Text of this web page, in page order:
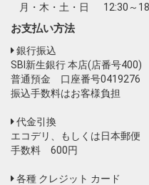
月・木・土・日
12:30～
お支払い方法
銀行振込
SBI新生銀行 本店(店番号400)
普通預金 口座番号
振込手数料はお客様負担
代金引換
エコデリ、もしくは日本郵便
手数料 600円
各種 クレジット カード